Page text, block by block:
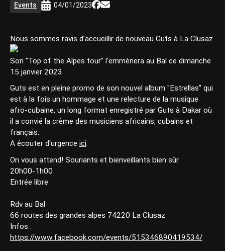
Events 04/01/2023
Nous sommes ravis d'accueillir de nouveau Guts à La Clusaz
Son "Top of the Alpes tour" l'emmènera au Bal ce dimanche
15 janvier 2023.
Guts est en pleine promo de son nouvel album "Estrellas" qui
est à la fois un hommage et une relecture de la musique
afro-cubaine, un long format enregistré par Guts à Dakar où
il a convié la crème des musiciens africains, cubains et
français.
A écouter d'urgence ici.
On vous attend! Souriants et bienveillants bien sûr.
20h00-1h00
Entrée libre
Rdv au Bal
66 routes des grandes alpes 74220 La Clusaz
Infos :
https://www.facebook.com/events/515346890419534/